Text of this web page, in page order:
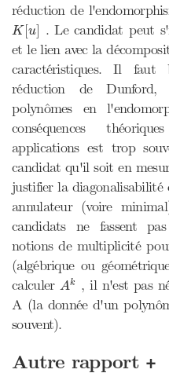
réduction de
K[u]
K[u ] . Le candidat peut
et le lien avec la
caractéristiques. Il
réduction de Dunford,
polynômes en
conséquences
applications est trop
candidat qu'il soit en
justifier la
annulateur (voire
candidats ne fassent
notions de multiplicité
(algébrique ou
calculerAk
Ak , il n'est pas
A (la donnée d'un
souvent).
Autre rapport +